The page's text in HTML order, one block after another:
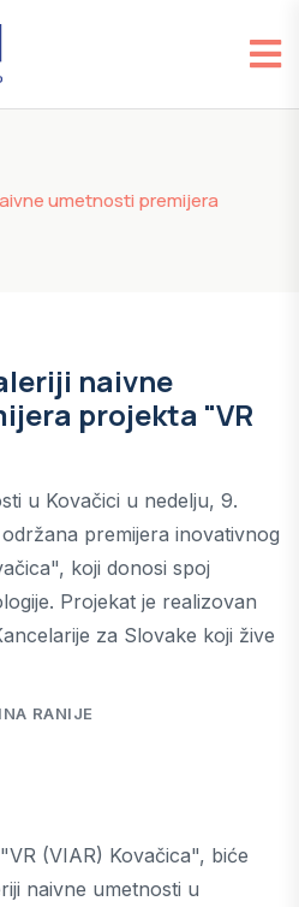
umetnosti premijera
naivne
projekta "VR
u Kovačici u nedelju, 9.
premijera inovativnog
koji donosi spoj
Projekat je realizovan
za Slovake koji žive
RANIJE
(VIAR) Kovačica", biće
naivne umetnosti u